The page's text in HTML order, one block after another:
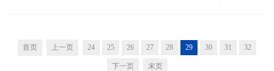
日。本次评审从广东省钟南山医学基金会专家库中随机
选取3位心律失常研究领域的专家，对征集来的2个项目
首页 上一页 24 25 26 27 28 29 30 31 32
下一页 末页